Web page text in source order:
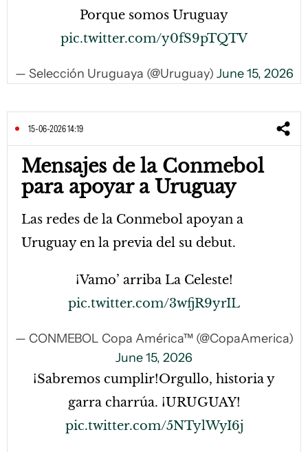
Porque somos Uruguay
pic.twitter.com/y0fS9pTQTV
— Selección Uruguaya (@Uruguay) June 15, 2026
15-06-2026 14:19
Mensajes de la Conmebol
para apoyar a Uruguay
Las redes de la Conmebol apoyan a
Uruguay en la previa del su debut.
¡Vamo’ arriba La Celeste!
pic.twitter.com/3wfjR9yrIL
— CONMEBOL Copa América™ (@CopaAmerica)
June 15, 2026
¡Sabremos cumplir!Orgullo, historia y
garra charrúa. ¡URUGUAY!
pic.twitter.com/5NTylWyI6j